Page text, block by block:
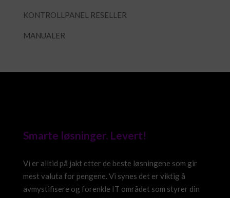
KONTROLLPANEL RESELLER
MANUALER
Smarte løsninger. Levert!
Vi er alltid på jakt etter de beste løsningene som gir
mest valuta for pengene. Vi synes det er viktig å
avmystifisere og forenkle IT området som styrer din